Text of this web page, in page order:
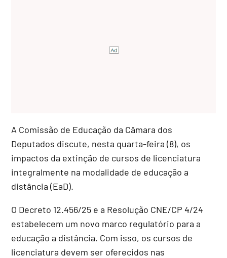
A Comissão de Educação da Câmara dos
Deputados discute, nesta quarta-feira (8), os
impactos da extinção de cursos de licenciatura
integralmente na modalidade de educação a
distância (EaD).
O Decreto 12.456/25 e a Resolução CNE/CP 4/24
estabelecem um novo marco regulatório para a
educação a distância. Com isso, os cursos de
licenciatura devem ser oferecidos nas